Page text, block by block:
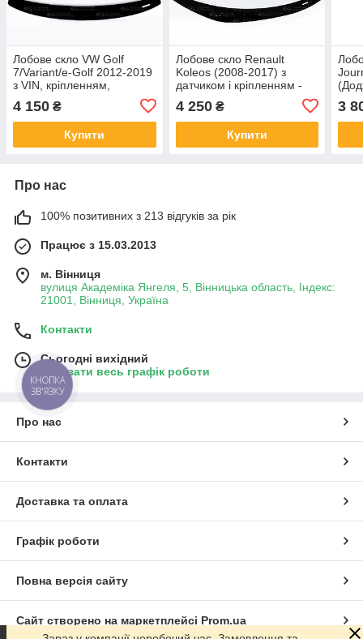
Лобове скло VW Golf
7/Variant/e-Golf 2012-2019
з VIN, кріпленням,
молдингом - Фольксваген
Гольф
4 150 ₴
Купити
Лобове скло Renault
Koleos (2008-2017) з
датчиком і кріпленням -
4 250₴
Купити
3
Про нас
100% позитивних з 213 відгуків за рік
Працює з 15.03.2013
м. Вінниця
вулиця Академіка Янгеля, 5, Вінницька область, Індекс:
21001, Вінниця, Україна
Контакти
Сьогодні вихідний
Показати весь графік роботи
Про нас
Контакти
Доставка та оплата
Графік роботи
Повна версія сайту
Сайт створено на маркетплейсі Prom.ua
КНОПКА
ЗВ'ЯЗКУ